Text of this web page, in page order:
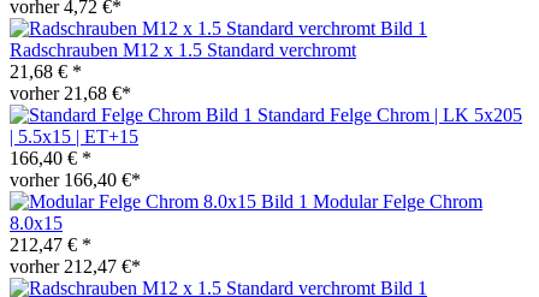
vorher 4,72 €*
Radschrauben M12 x 1.5 Standard verchromt
21,68 € *
vorher 21,68 €*
Standard Felge Chrom | LK 5x205
| 5.5x15 | ET+15
166,40 € *
vorher 166,40 €*
Modular Felge Chrom
8.0x15
212,47 € *
vorher 212,47 €*